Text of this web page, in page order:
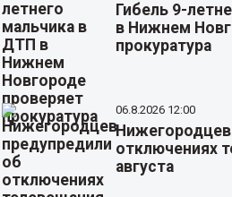
Гибель 9-
в Нижнем
прокуратура
06.8.2026 12:00
отключениях
августа